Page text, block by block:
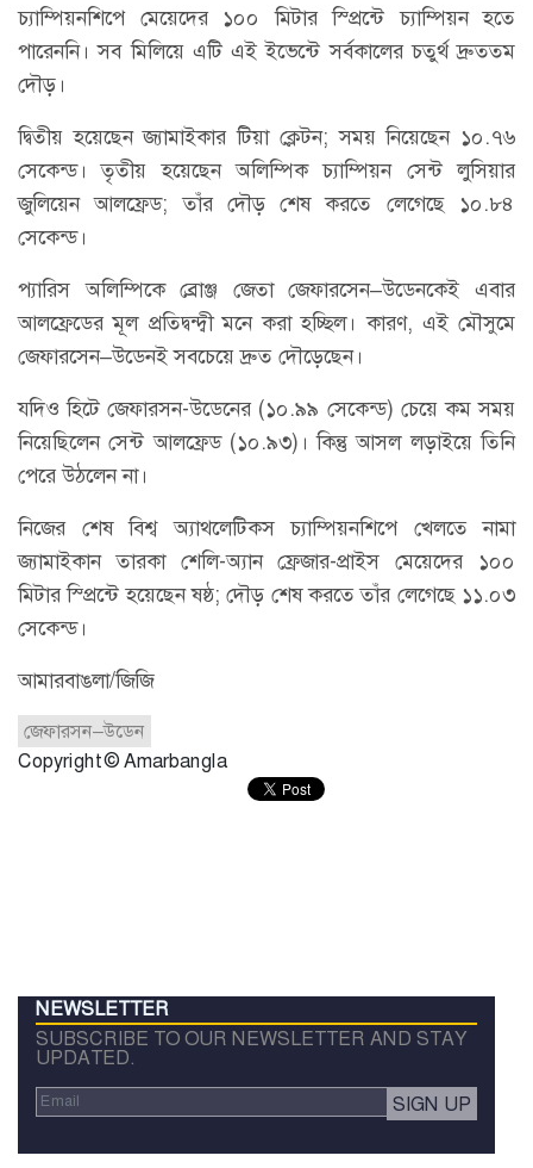
চ্যাম্পিয়নশিপে মেয়েদের ১০০ মিটার স্প্রিন্টে চ্যাম্পিয়ন হতে
পারেননি। সব মিলিয়ে এটি এই ইভেন্টে সর্বকালের চতুর্থ দ্রুততম
দৌড়।
দ্বিতীয় হয়েছেন জ্যামাইকার টিয়া ক্লেটন; সময় নিয়েছেন ১০.৭৬
সেকেন্ড। তৃতীয় হয়েছেন অলিম্পিক চ্যাম্পিয়ন সেন্ট লুসিয়ার
জুলিয়েন আলফ্রেড; তাঁর দৌড় শেষ করতে লেগেছে ১০.৮৪
সেকেন্ড।
প্যারিস অলিম্পিকে ব্রোঞ্জ জেতা জেফারসেন–উডেনকেই এবার
আলফ্রেডের মূল প্রতিদ্বন্দ্বী মনে করা হচ্ছিল। কারণ, এই মৌসুমে
জেফারসেন–উডেনই সবচেয়ে দ্রুত দৌড়েছেন।
যদিও হিটে জেফারসন-উডেনের (১০.৯৯ সেকেন্ড) চেয়ে কম সময়
নিয়েছিলেন সেন্ট আলফ্রেড (১০.৯৩)। কিন্তু আসল লড়াইয়ে তিনি
পেরে উঠলেন না।
নিজের শেষ বিশ্ব অ্যাথলেটিকস চ্যাম্পিয়নশিপে খেলতে নামা
জ্যামাইকান তারকা শেলি-অ্যান ফ্রেজার-প্রাইস মেয়েদের ১০০
মিটার স্প্রিন্টে হয়েছেন ষষ্ঠ; দৌড় শেষ করতে তাঁর লেগেছে ১১.০৩
সেকেন্ড।
আমারবাঙলা/জিজি
জেফারসন–উডেন
Copyright © Amarbangla
NEWSLETTER
SUBSCRIBE TO OUR NEWSLETTER AND STAY
UPDATED.